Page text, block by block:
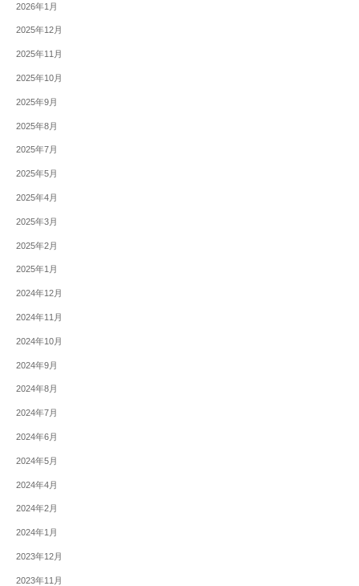
2026年1月
2025年12月
2025年11月
2025年10月
2025年9月
2025年8月
2025年7月
2025年5月
2025年4月
2025年3月
2025年2月
2025年1月
2024年12月
2024年11月
2024年10月
2024年9月
2024年8月
2024年7月
2024年6月
2024年5月
2024年4月
2024年2月
2024年1月
2023年12月
2023年11月